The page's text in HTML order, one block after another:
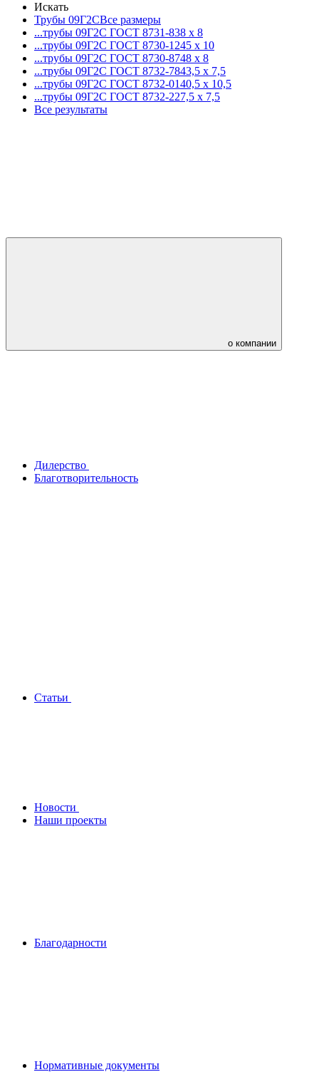
Искать
Трубы 09Г2СВсе размеры
...трубы 09Г2С ГОСТ 8731-838 x 8
...трубы 09Г2С ГОСТ 8730-1245 x 10
...трубы 09Г2С ГОСТ 8730-8748 x 8
...трубы 09Г2С ГОСТ 8732-7843,5 x 7,5
...трубы 09Г2С ГОСТ 8732-0140,5 x 10,5
...трубы 09Г2С ГОСТ 8732-227,5 x 7,5
Все результаты
о компании
Дилерство
Благотворительность
Статьи
Новости
Наши проекты
Благодарности
Нормативные документы